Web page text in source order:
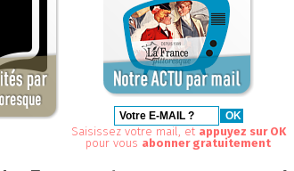
Saisissez votre mail, et appuyez sur OK
pour vous abonner gratuitement